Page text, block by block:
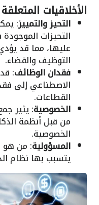
الأخلاقيات
التحيز والتمييز:
التحيزات
عليها، مما قد
التوظيف والقضاء.
فقدان الوظائف:
الاصطناعي إلى
القطاعات.
الخصوصية: يثير
من قبل أنظمة
الخصوصية.
المسؤولية: من هو
يتسبب بها نظام